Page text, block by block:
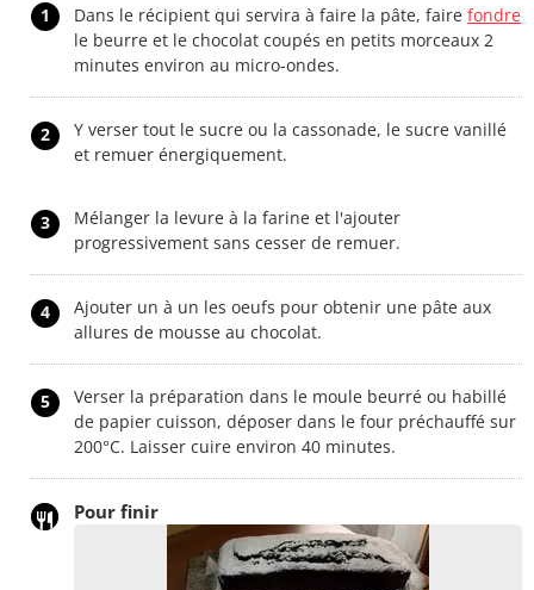
1 Dans le récipient qui servira à faire la pâte, faire fondre
le beurre et le chocolat coupés en petits morceaux 2
minutes environ au micro-ondes.
2
Y verser tout le sucre ou la cassonade, le sucre vanillé
et remuer énergiquement.
3
Mélanger la levure à la farine et l'ajouter
progressivement sans cesser de remuer.
4
Ajouter un à un les oeufs pour obtenir une pâte aux
allures de mousse au chocolat.
5
Verser la préparation dans le moule beurré ou habillé
de papier cuisson, déposer dans le four préchauffé sur
200°C. Laisser cuire environ 40 minutes.
Pour finir